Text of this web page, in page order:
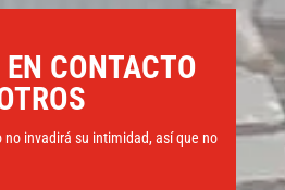
CONTACTO
no invadirá su intimidad, así que no